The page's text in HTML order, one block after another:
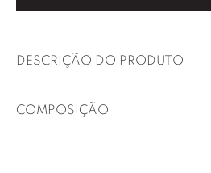
DESCRIÇÃO DO PRODUTO
COMPOSIÇÃO